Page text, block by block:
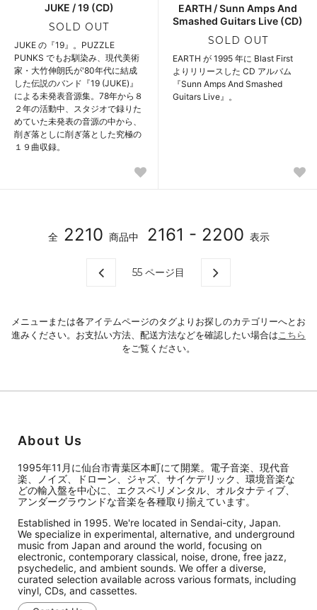
JUKE / 19 (CD)
SOLD OUT
JUKE の『19』。PUZZLE
PUNKS でもお馴染み、現代美術
家・大竹伸朗氏が'80年代に結成
した伝説のバンド『19 (JUKE)』
による未発表音源集。78年から８
２年の活動中、スタジオで録りた
めていた未発表の音源の中から、
削ぎ落としに削ぎ落とした究極の
１９曲収録。
EARTH / Sunn Amps And
Smashed Guitars Live (CD)
SOLD OUT
EARTH が 1995 年に Blast First
よりリリースした CD アルバム
『Sunn Amps And Smashed
Guitars Live』。
全 2210 商品中 2161 - 2200 表示
55 ページ目
メニューまたは各アイテムページのタグよりお探しのカテゴリーへとお
進みください。お支払い方法、配送方法などを確認したい場合はこちら
をご覧ください。
About Us
1995年11月に仙台市青葉区本町にて開業。電子音楽、現代音
楽、ノイズ、ドローン、ジャズ、サイケデリック、環境音楽な
どの輸入盤を中心に、エクスペリメンタル、オルタナティブ、
アンダーグラウンドな音楽を各種取り揃えています。
Established in 1995. We're located in Sendai-city, Japan.
We specialize in experimental, alternative, and underground
music from Japan and around the world, focusing on
electronic, contemporary classical, noise, drone, free jazz,
psychedelic, and ambient sounds. We offer a diverse,
curated selection available across various formats, including
vinyl, CDs, and cassettes.